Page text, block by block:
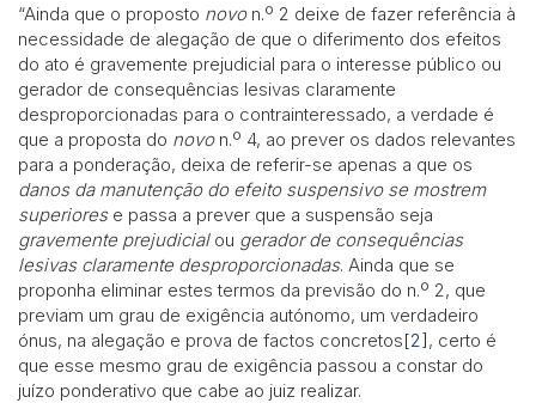
“Ainda que o proposto novo n.º 2 deixe de fazer referência à
necessidade de alegação de que o diferimento dos efeitos
do ato é gravemente prejudicial para o interesse público ou
gerador de consequências lesivas claramente
desproporcionadas para o contrainteressado, a verdade é
que a proposta do novon.º 4, ao prever os dados relevantes
para a ponderação, deixa de referir-se apenas a que os
danos da manutenção do efeito suspensivo se mostrem
superiorese passa a prever que a suspensão seja
gravemente prejudicial ou gerador de consequências
lesivas claramente desproporcionadas. Ainda que se
proponha eliminar estes termos da previsão do n.º 2, que
previam um grau de exigência autónomo, um verdadeiro
ónus, na alegação e prova de factos concretos[2], certo é
que esse mesmo grau de exigência passou a constar do
juízo ponderativo que cabe ao juiz realizar.